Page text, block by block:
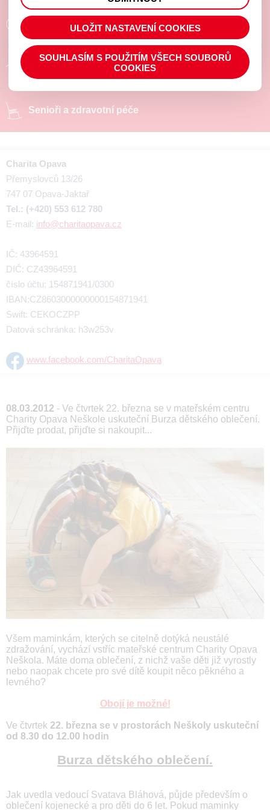
Poradíme a pomůžeme
Chráněné pracoviště
Senioři a zdravotní péče
Charita Opava
Přemyslovců 13/26
747 07 Opava-Jaktař
Tel.: (+420) 553 612 780
E-mail: info@charitaopava.cz
IČ: 43964591
DIČ: CZ43964591
číslo účtu: 154871941/0300
IBAN:CZ8603000000000154871941
Swift: CEKOCZPP
Datová schránka: h3w253v
www.facebook.com/CharitaOpava
08.03.2012 - Ve čtvrtek 22. března se v mateřském centru
Charity Opava Neškole uskuteční Burza dětského oblečení.
Přijďte prodat, přijďte si nakoupit...
Všem maminkám, kterých se citelně dotýká neustálé
zdražování, vychází vstříc mateřské centrum Charity Opava
Neškola. Máte doma oblečení, z nichž vaše děti již vyrostly
nebo naopak chcete pro své dítě koupit něco pěkného a
levného?
Obojí je možné!
Ve čtvrtek 22. března se v prostorách Neškoly uskuteční
od 8.30 do 12.00 hodin
Burza dětského oblečení.
Jak uvedla vedoucí Svatava Bláhová, půjde především o
oblečení kojenecké a pro děti do 6 let. Pokud maminky
prohlížené zboží apod.
ULOŽIT NASTAVENÍ COOKIES
SOUHLASÍM S POUŽITÍM VŠECH SOUBORŮ
COOKIES